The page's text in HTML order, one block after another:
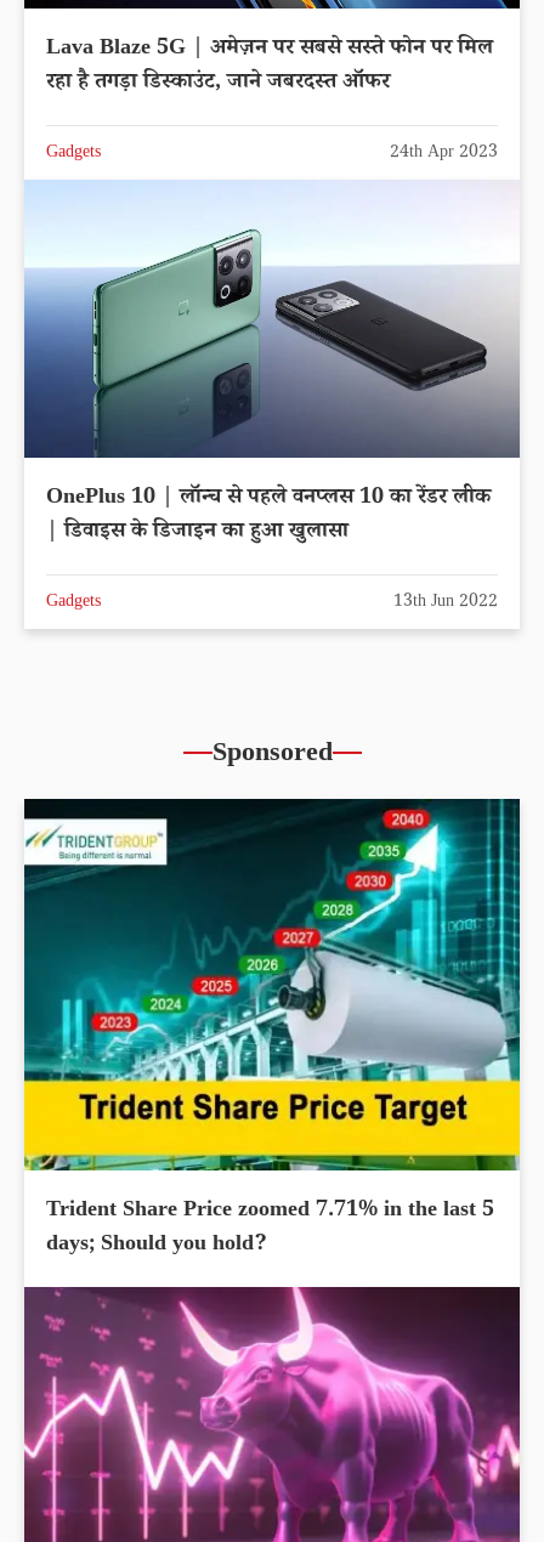
Lava Blaze 5G | अमेज़न पर सबसे सस्ते फोन पर मिल
रहा है तगड़ा डिस्काउंट, जाने जबरदस्त ऑफर
Gadgets 24th Apr 2023
OnePlus 10 | लॉन्च से पहले वनप्लस 10 का रेंडर लीक
| डिवाइस के डिजाइन का हुआ खुलासा
Gadgets 13th Jun 2022
Sponsored
Trident Share Price zoomed 7.71% in the last 5
days; Should you hold?